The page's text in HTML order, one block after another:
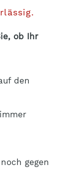
ob Ihr
den
gegen